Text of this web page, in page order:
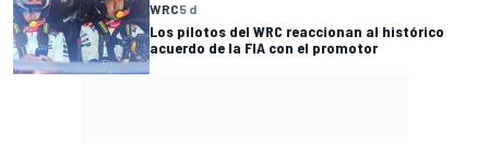
WRC5 d
Los pilotos del WRC reaccionan al histórico
acuerdo de la FIA con el promotor